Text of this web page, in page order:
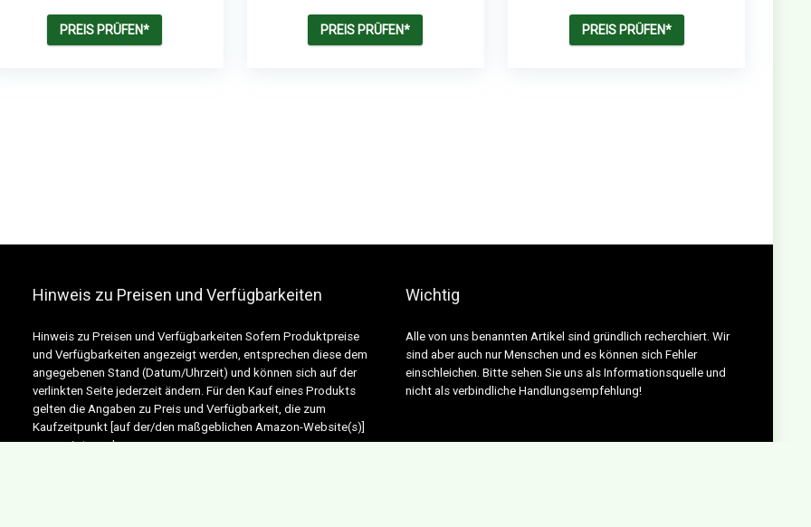
PREIS PRÜFEN* PREIS PRÜFEN* PREIS PRÜFEN*
Hinweis zu Preisen und Verfügbarkeiten
Hinweis zu Preisen und Verfügbarkeiten Sofern Produktpreise
und Verfügbarkeiten angezeigt werden, entsprechen diese dem
angegebenen Stand (Datum/Uhrzeit) und können sich auf der
verlinkten Seite jederzeit ändern. Für den Kauf eines Produkts
gelten die Angaben zu Preis und Verfügbarkeit, die zum
Kaufzeitpunkt [auf der/den maßgeblichen Amazon-Website(s)]
angezeigt werden.
Wichtig
Alle von uns benannten Artikel sind gründlich recherchiert. Wir
sind aber auch nur Menschen und es können sich Fehler
einschleichen. Bitte sehen Sie uns als Informationsquelle und
nicht als verbindliche Handlungsempfehlung!